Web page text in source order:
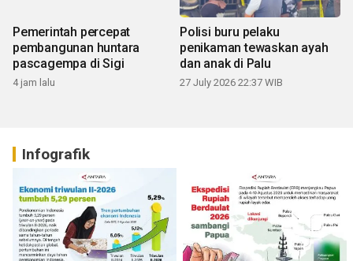
Pemerintah percepat
pembangunan huntara
pascagempa di Sigi
4 jam lalu
Polisi buru pelaku
penikaman tewaskan ayah
dan anak di Palu
27 July 2026 22:37 WIB
Infografik